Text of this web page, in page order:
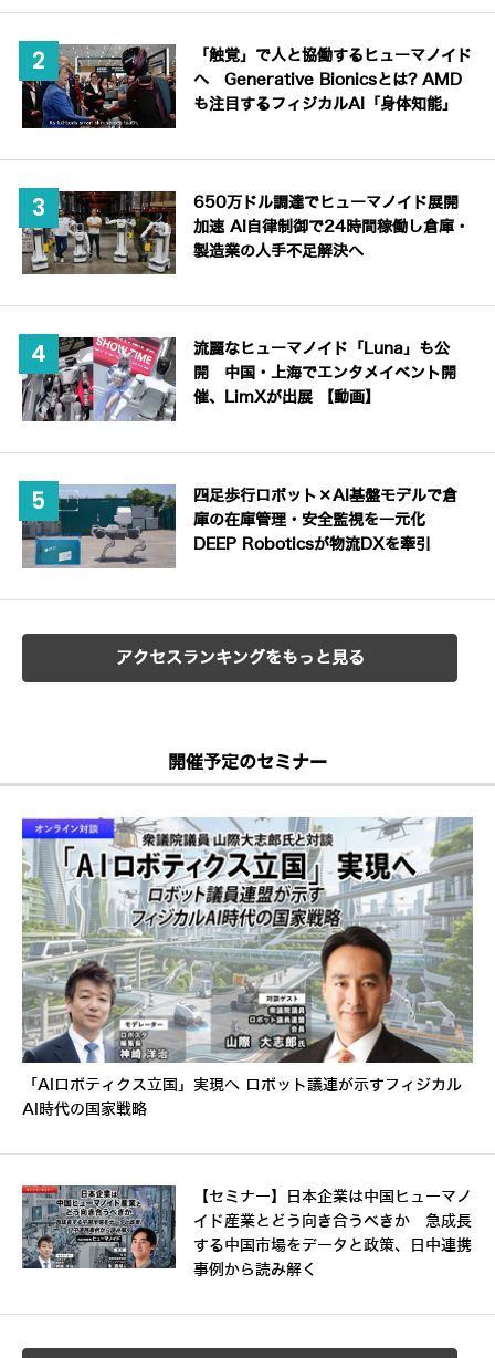
「触覚」で人と協働するヒューマノイド
へ Generative Bionicsとは? AMD
も注目するフィジカルAI「身体知能」
650万ドル調達でヒューマノイド展開
加速 AI自律制御で24時間稼働し倉庫・
製造業の人手不足解決へ
流麗なヒューマノイド「Luna」も公
開 中国・上海でエンタメイベント開
催、LimXが出展 【動画】
四足歩行ロボット×AI基盤モデルで倉
庫の在庫管理・安全監視を一元化
DEEP Roboticsが物流DXを牽引
アクセスランキングをもっと見る
開催予定のセミナー
「AIロボティクス立国」実現へ ロボット議連が示すフィジカル
AI時代の国家戦略
【セミナー】日本企業は中国ヒューマノ
イド産業とどう向き合うべきか 急成長
する中国市場をデータと政策、日中連携
事例から読み解く